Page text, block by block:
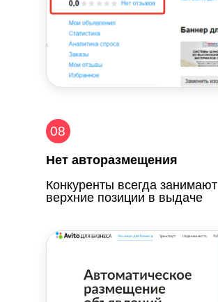
Нет авторазмещения
Конкуренты всегда занимают
верхние позиции в выдаче
08